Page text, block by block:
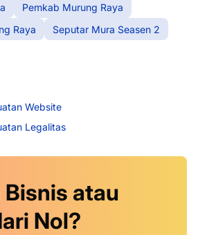
Pemkab Murung Raya
Raya
Seputar Mura Seasen 2
Website
Legalitas
atau
Nol?